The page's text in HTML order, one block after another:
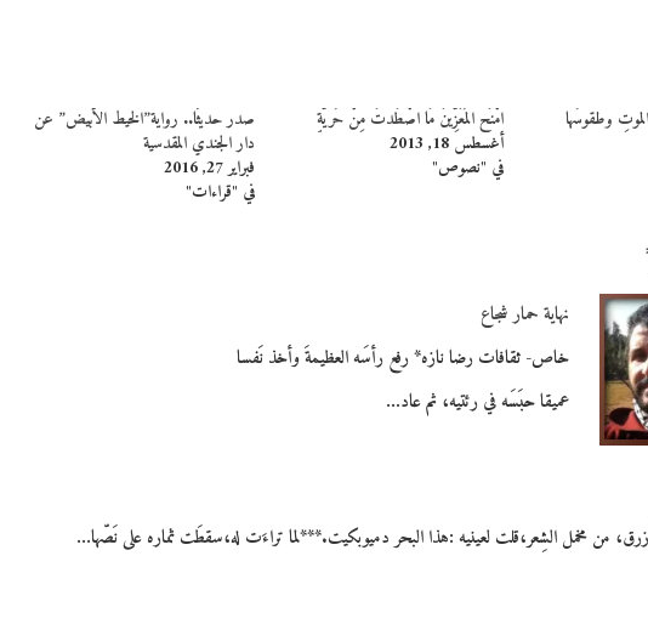
وطقوسُها
امْنَح المُعَزِّينَ مَا اصْطَدتَ مِنْ حُريَّةٍ
أغسطس 18, 2013
في "نصوص"
صدر حديثًا.. رواية”الخيط الأبيض” عن
دار الجندي المقدسية
فبراير 27, 2016
في "قراءات"
نهاية حمار شجاع
خاص- ثقافات رضا نازه* رفع رأسَه العظيمةَ وأخذ نَفسا
عميقا حبَسَه في رئتيه، ثم عاد…
من مخمل الشِعر،قلت لعينيه :هذا البحر دميوبكيت.***لما تراءَت له،سقطَت ثماره على نَصّها…